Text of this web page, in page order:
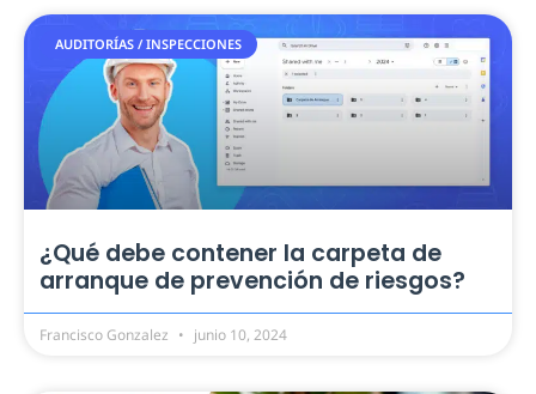
AUDITORÍAS / INSPECCIONES
¿Qué debe contener la carpeta de
arranque de prevención de riesgos?
Francisco Gonzalez junio 10, 2024